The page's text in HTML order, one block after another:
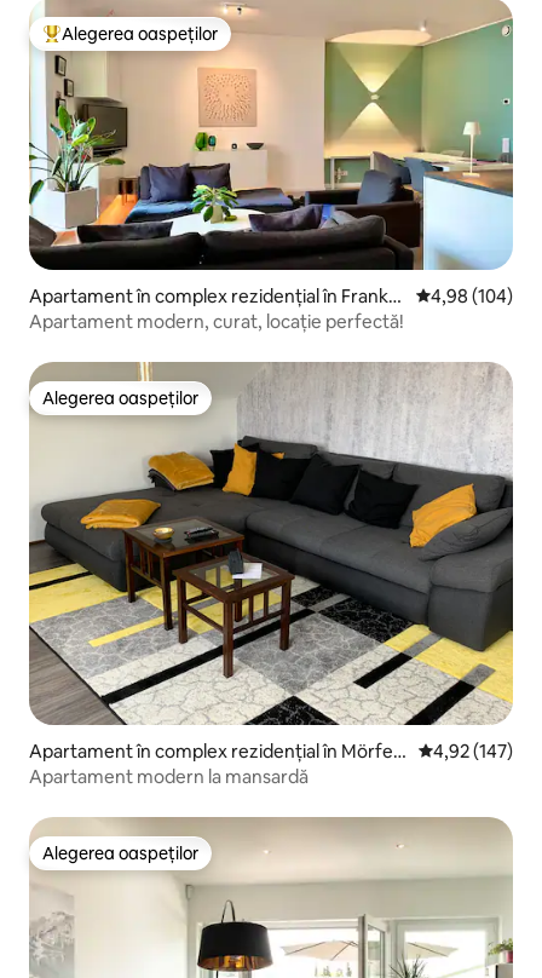
Locuință din topul categoriei Alegerea oaspeților
Alegerea oaspeților
Apartament în complex rezidențial în Frankfu
rt
Scor mediu de
4,98 (104)
Apartament modern, curat, locație perfectă!
Alegerea oaspeților
Alegerea oaspeților
Apartament în complex rezidențial în Mörfeld
en-Walldorf
Scor mediu de
4,92 (147)
Apartament modern la mansardă
Alegerea oaspeților
Alegerea oaspeților